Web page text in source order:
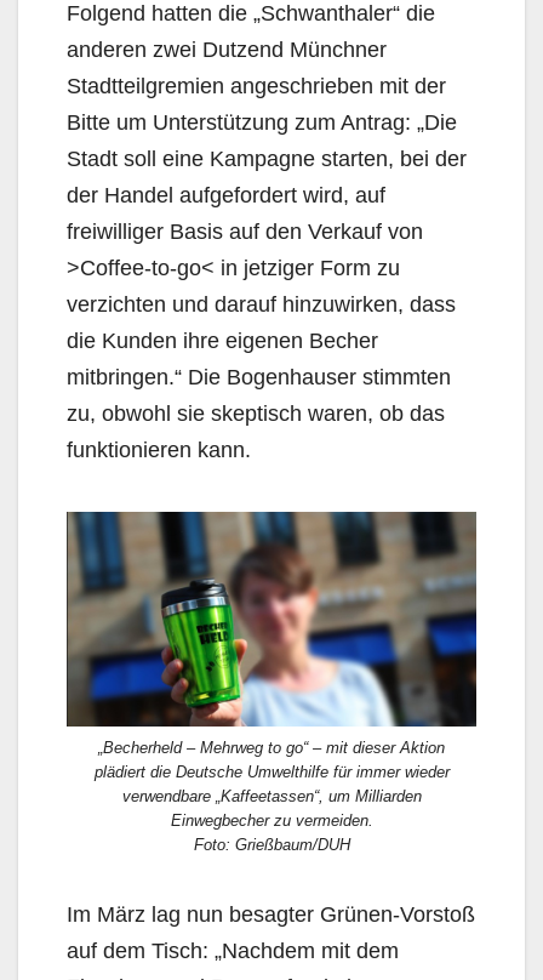
Folgend hatten die „Schwanthaler“ die
anderen zwei Dutzend Münchner
Stadtteilgremien angeschrieben mit der
Bitte um Unterstützung zum Antrag: „Die
Stadt soll eine Kampagne starten, bei der
der Handel aufgefordert wird, auf
freiwilliger Basis auf den Ver­kauf von
>Coffee-to-go< in jetziger Form zu
verzichten und darauf hinzuwirken, dass
die Kunden ihre eigenen Becher
mitbringen.“ Die Bogenhauser stimmten
zu, obwohl sie skeptisch waren, ob das
funktionieren kann.
„Becherheld – Mehrweg to go“ – mit dieser Aktion
plädiert die Deutsche Umwelthilfe für immer wieder
verwendbare „Kaffeetassen“, um Milliarden
Einwegbecher zu vermeiden.
Foto: Grießbaum/DUH
Im März lag nun besagter Grünen-Vorstoß
auf dem Tisch: „Nachdem mit dem